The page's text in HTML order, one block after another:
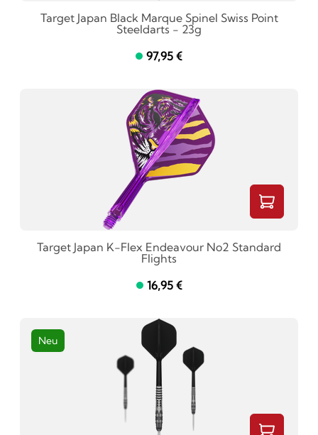
Target Japan Black Marque Spinel Swiss Point
Steeldarts - 23g
97,95 €
Target Japan K-Flex Endeavour No2 Standard
Flights
16,95 €
Neu